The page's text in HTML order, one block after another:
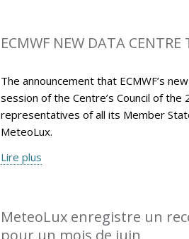
ECMWF NEW DATA
The announcement that ECMWF’s
session of the Centre’s Council of
representatives of all its Member
MeteoLux.
Lire plus
MeteoLux enregistre un
pour un mois de juin